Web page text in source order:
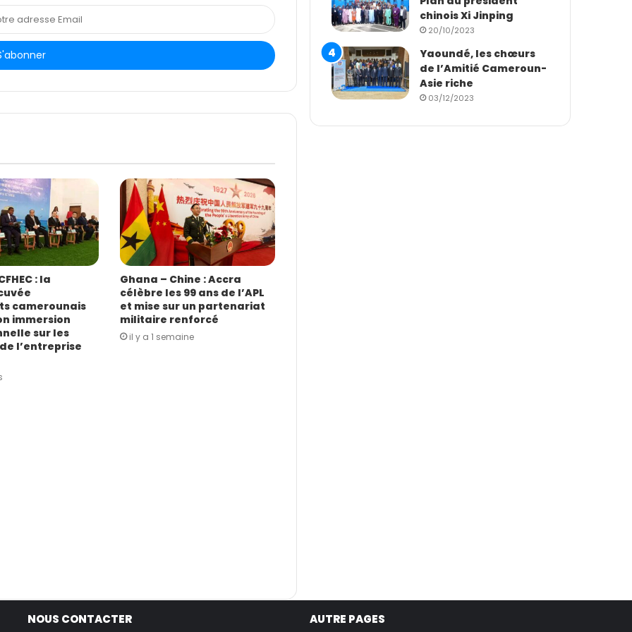
: la
camerounais
immersion
sur les
l’entreprise
Ghana – Chine : Accra
célèbre les 99 ans de l’APL
et mise sur un partenariat
militaire renforcé
il y a 1 semaine
chinois Xi Jinping
20/10/2023
Yaoundé, les chœurs
de l’Amitié Cameroun-
Asie riche
03/12/2023
NOUS CONTACTER AUTRE PAGES